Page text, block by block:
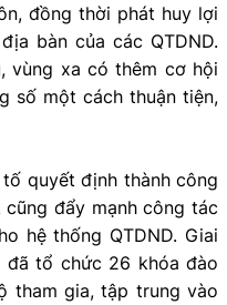
đồng thời phát huy lợi
bàn của các QTDND.
vùng xa có thêm cơ hội
số một cách thuận tiện,
quyết định thành công
đẩy mạnh công tác
hệ thống QTDND. Giai
tổ chức 26 khóa đào
tham gia, tập trung vào